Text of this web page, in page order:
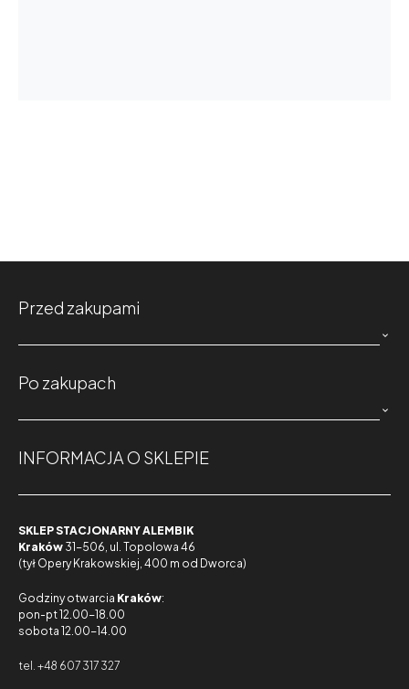
Przed zakupami

Po zakupach

INFORMACJA O SKLEPIE
SKLEP STACJONARNY ALEMBIK
Kraków 31-506, ul. Topolowa 46
(tył Opery Krakowskiej, 400 m od Dworca)
Godziny otwarcia Kraków:
pon-pt 12.00-18.00
sobota 12.00-14.00
tel. +48 607 317 327